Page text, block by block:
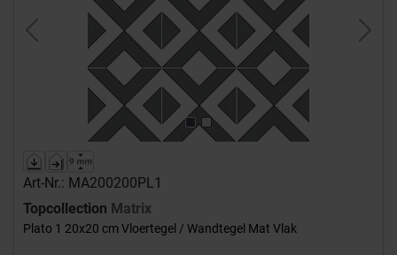
Previous Next
Art-Nr.: MA200200PL1
Topcollection Matrix
Plato 1 20x20 cm Vloertegel / Wandtegel Mat Vlak